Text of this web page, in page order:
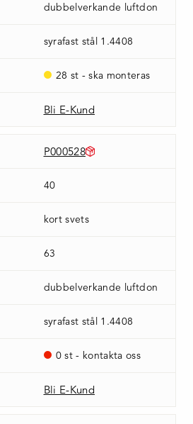
dubbelverkande luftdon
syrafast stål 1.4408
28 st - ska monteras
Bli E-Kund
P000528
40
kort svets
63
dubbelverkande luftdon
syrafast stål 1.4408
0 st - kontakta oss
Bli E-Kund